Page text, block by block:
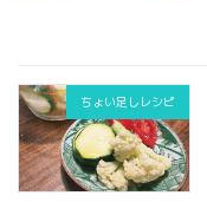
ちょい足しレシピ